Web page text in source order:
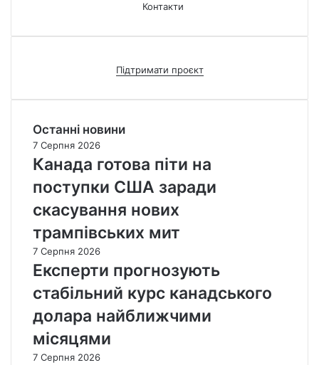
Контакти
Підтримати проєкт
Останні новини
7 Серпня 2026
Канада готова піти на
поступки США заради
скасування нових
трампівських мит
7 Серпня 2026
Експерти прогнозують
стабільний курс канадського
долара найближчими
місяцями
7 Серпня 2026